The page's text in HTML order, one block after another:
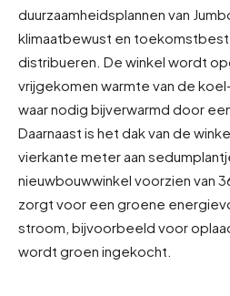
duurzaamheidsplannen van
klimaatbewust en
distribueren. De winkel wordt
vrijgekomen warmte van de
waar nodig bijverwarmd door
Daarnaast is het dak van de
vierkante meter aan
nieuwbouwwinkel voorzien van
zorgt voor een groene
stroom, bijvoorbeeld voor
wordt groen ingekocht.